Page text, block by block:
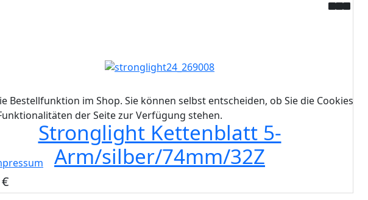
Stronglight Kettenblatt 5-
Arm/silber/74mm/32Z
im Shop. Sie können selbst entscheiden, ob Sie die Cookies
der Seite zur Verfügung stehen.